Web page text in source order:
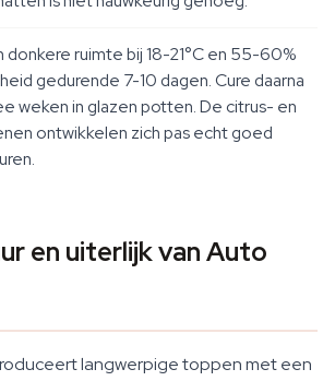
donkere ruimte bij 18-21°C en 55-60%
gedurende 7-10 dagen. Cure daarna
weken in glazen potten. De citrus- en
ontwikkelen zich pas echt goed
en uiterlijk van Auto
langwerpige toppen met een